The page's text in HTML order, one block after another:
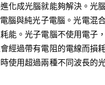
化成光腦就能夠解決。光
腦與純光子電腦。光電混
能。光子電腦不使用電子
經過帶有電阻的電線而損
使用超過兩種不同波長的